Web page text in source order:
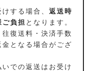
する場合、 返送時
負担 となります。
復送料・決済手数
となる場合がござ
での返送はお受け